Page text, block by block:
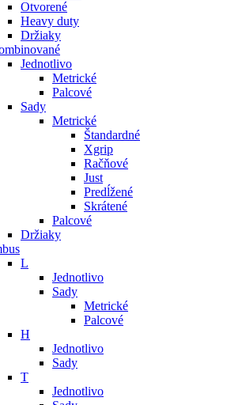
Otvorené
Heavy duty
Držiaky
Jednotlivo
Metrické
Palcové
Sady
Metrické
Štandardné
Xgrip
Račňové
Just
Predĺžené
Skrátené
Palcové
Držiaky
L
Jednotlivo
Sady
Metrické
Palcové
H
Jednotlivo
Sady
T
Jednotlivo